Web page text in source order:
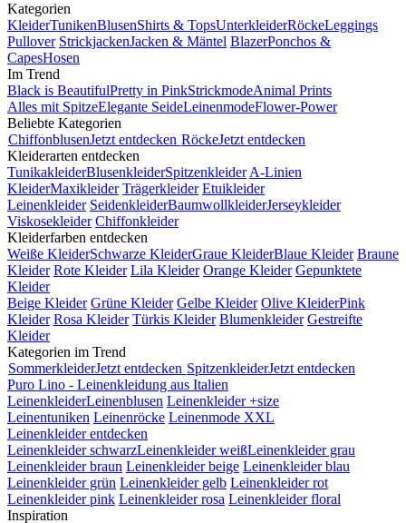
Kategorien
KleiderTunikenBlusenShirts & TopsUnterkleiderRöckeLeggings
Pullover StrickjackenJacken & Mäntel BlazerPonchos &
CapesHosen
Im Trend
Black is BeautifulPretty in PinkStrickmodeAnimal Prints
Alles mit SpitzeElegante SeideLeinenmodeFlower-Power
Beliebte Kategorien
ChiffonblusenJetzt entdecken RöckeJetzt entdecken
Kleiderarten entdecken
TunikakleiderBlusenkleiderSpitzenkleider A-Linien
KleiderMaxikleider Trägerkleider Etuikleider
Leinenkleider SeidenkleiderBaumwollkleiderJerseykleider
Viskosekleider Chiffonkleider
Kleiderfarben entdecken
Weiße KleiderSchwarze KleiderGraue KleiderBlaue Kleider Braune
Kleider Rote Kleider Lila Kleider Orange Kleider Gepunktete
Kleider
Beige Kleider Grüne Kleider Gelbe Kleider Olive KleiderPink
Kleider Rosa Kleider Türkis Kleider Blumenkleider Gestreifte
Kleider
Kategorien im Trend
SommerkleiderJetzt entdecken SpitzenkleiderJetzt entdecken
Puro Lino - Leinenkleidung aus Italien
LeinenkleiderLeinenblusen Leinenkleider +size
Leinentuniken Leinenröcke Leinenmode XXL
Leinenkleider entdecken
Leinenkleider schwarzLeinenkleider weißLeinenkleider grau
Leinenkleider braun Leinenkleider beige Leinenkleider blau
Leinenkleider grün Leinenkleider gelb Leinenkleider rot
Leinenkleider pink Leinenkleider rosa Leinenkleider floral
Inspiration